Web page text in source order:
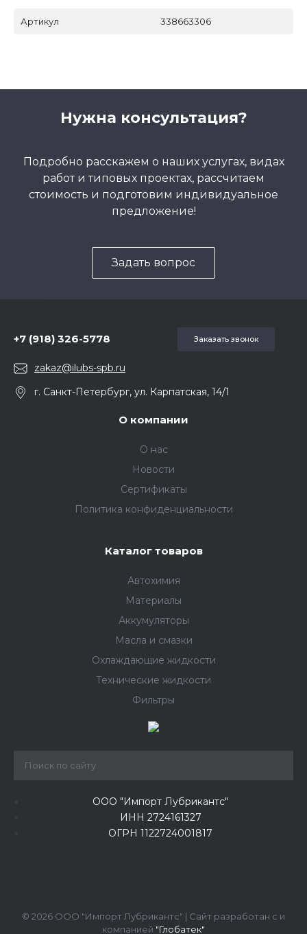
Артикул 338663306
Нужна консультация?
Подробно расскажем о наших услугах, видах
работ и типовых проектах, рассчитаем
стоимость и подготовим индивидуальное
предложение!
Задать вопрос
+7 (918) 326-5778 Заказать звонок
zakaz@ilubs-spb.ru
г. Санкт-Петербург, ул. Карпатская, 14/1
О компании
О нас
Новости
Сертификаты
Политика конфиденциальности
Каталог товаров
Автохимия
Материалы
Аккумуляторы
Масла и смазки
Охлаждающие жидкости
Технические жидкости
Фильтры
ООО "Импорт Лубрикантс"
ИНН 2724161327
ОГРН 1122724001817
© 2026 ООО "Импорт Лубрикантс" | Сайт разработан с и
компанией "Глобатек"